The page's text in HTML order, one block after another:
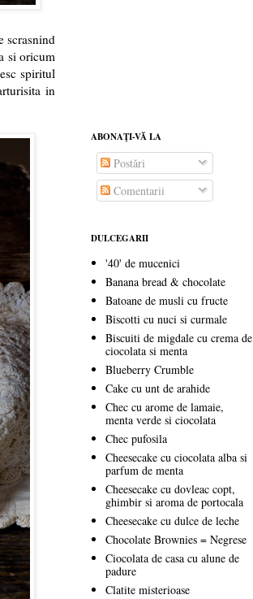
scrasnind
si oricum
spiritul
in
ABONAŢI-VĂ LA
Postări
Comentarii
DULCEGARII
'40' de mucenici
Banana bread & chocolate
Batoane de musli cu fructe
Biscotti cu nuci si curmale
Biscuiti de migdale cu crema de
ciocolata si menta
Blueberry Crumble
Cake cu unt de arahide
Chec cu arome de lamaie,
menta verde si ciocolata
Chec pufosila
Cheesecake cu ciocolata alba si
parfum de menta
Cheesecake cu dovleac copt,
ghimbir si aroma de portocala
Cheesecake cu dulce de leche
Chocolate Brownies = Negrese
Ciocolata de casa cu alune de
padure
Clatite misterioase